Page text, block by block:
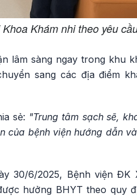
Khám nhi theo yêu
lâm sàng ngay trong khu
sang các địa điểm
sẻ: "Trung tâm sạch sẽ,
của bệnh viện hướng dẫn
30/6/2025, Bệnh viện ĐK
hưởng BHYT theo quy